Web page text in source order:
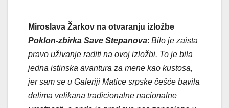
Miroslava Žarkov na otvaranju izložbe
Poklon-zbirka Save Stepanova: Bilo je zaista
pravo uživanje raditi na ovoj izložbi. To je bila
jedna istinska avantura za mene kao kustosa,
jer sam se u Galeriji Matice srpske češće bavila
delima velikana tradicionalne nacionalne